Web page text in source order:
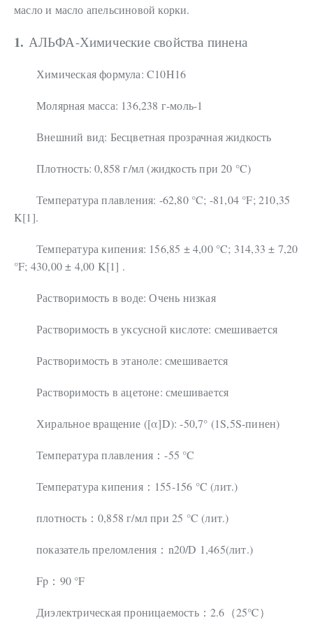
масло и масло апельсиновой корки.
1. АЛЬФА-Химические свойства пинена
Химическая формула: C10H16
Молярная масса: 136,238 г-моль-1
Внешний вид: Бесцветная прозрачная жидкость
Плотность: 0,858 г/мл (жидкость при 20 °C)
Температура плавления: -62,80 °C; -81,04 °F; 210,35
K[1].
Температура кипения: 156,85 ± 4,00 °C; 314,33 ± 7,20
°F; 430,00 ± 4,00 K[1] .
Растворимость в воде: Очень низкая
Растворимость в уксусной кислоте: смешивается
Растворимость в этаноле: смешивается
Растворимость в ацетоне: смешивается
Хиральное вращение ([α]D): -50,7° (1S,5S-пинен)
Температура плавления ：-55 °C
Температура кипения： 155-156 °C (лит.)
плотность：0,858 г/мл при 25 °C (лит.)
показатель преломления ： n20/D 1,465(лит.)
Fp ： 90 °F
Диэлектрическая проницаемость：2.6 （25℃）